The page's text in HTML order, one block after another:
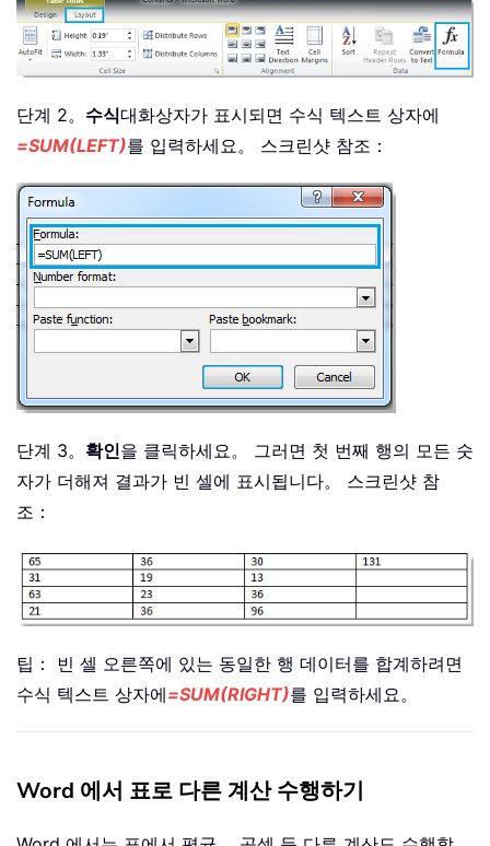
단계 2。 수식대화상자가 표시되면 수식 텍스트 상자에
=SUM(LEFT)를 입력하세요。 스크린샷 참조：
단계 3。 확인을 클릭하세요。 그러면 첫 번째 행의 모든 숫
자가 더해져 결과가 빈 셀에 표시됩니다。 스크린샷 참
조：
팁： 빈 셀 오른쪽에 있는 동일한 행 데이터를 합계하려면
수식 텍스트 상자에=SUM(RIGHT)를 입력하세요。
Word 에서 표로 다른 계산 수행하기